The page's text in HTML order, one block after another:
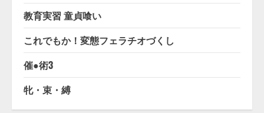
教育実習 童貞喰い
これでもか！変態フェラチオづくし
催●術3
牝・束・縛